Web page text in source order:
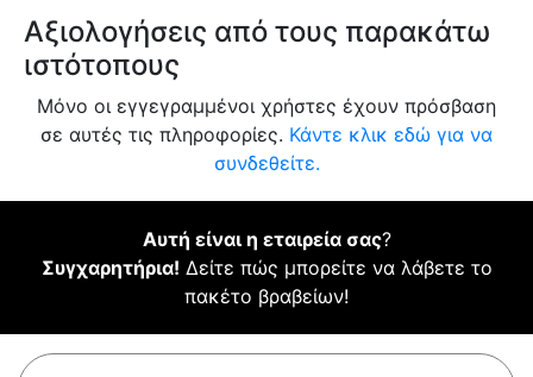
Αξιολογήσεις από τους παρακάτω
ιστότοπους
Μόνο οι εγγεγραμμένοι χρήστες έχουν πρόσβαση
σε αυτές τις πληροφορίες. Κάντε κλικ εδώ για να
συνδεθείτε.
Αυτή είναι η εταιρεία σας?
Συγχαρητήρια! Δείτε πώς μπορείτε να λάβετε το
πακέτο βραβείων!